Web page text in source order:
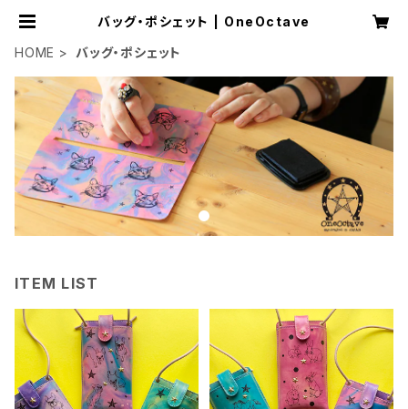
バッグ・ポシェット | OneOctave
HOME
バッグ・ポシェット
ITEM LIST